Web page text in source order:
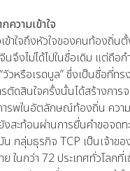
ความเข้าใจ
ข้าใจถึงหัวใจของคนท้องถิ่น
จีนจึงไม่ได้ไปในชื่อเดิม แต่ถือ
วัวหรือเรดบูล” ซึ่งเป็นชื่อที่ท
ดสินใจครั้งนั้นได้สร้างการ
ารพในอัตลักษณ์ท้องถิ่น ควา
งสะท้อนผ่านการยื่นคำขอจด
กลุ่มธุรกิจ TCP เป็นเจ้าขอ
ในกว่า 72 ประเทศทั่วโลกที่เ